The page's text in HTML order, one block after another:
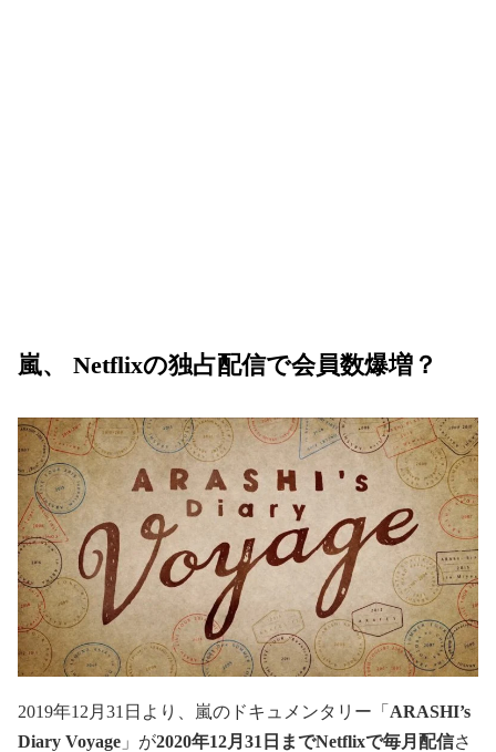
嵐、 Netflixの独占配信で会員数爆増？
2019年12月31日より、嵐のドキュメンタリー「 ARASHI’s
Diary Voyage 」が2020年12月31日までNetflixで毎月配信さ